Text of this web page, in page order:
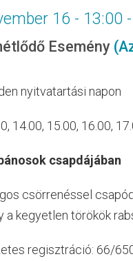
16 - 13:00 -
Esemény
nyitvatartási napon
14.00, 15.00, 16.00,
csapdájában
csörrenéssel
a kegyetlen törökök
regisztráció: 66/